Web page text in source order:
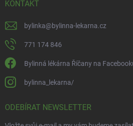
KONTAKT
bylinka@bylinna-lekarna.cz
771 174 846
Bylinná lékárna Říčany na
bylinna_lekarna/
ODEBÍRAT NEWSLETTER